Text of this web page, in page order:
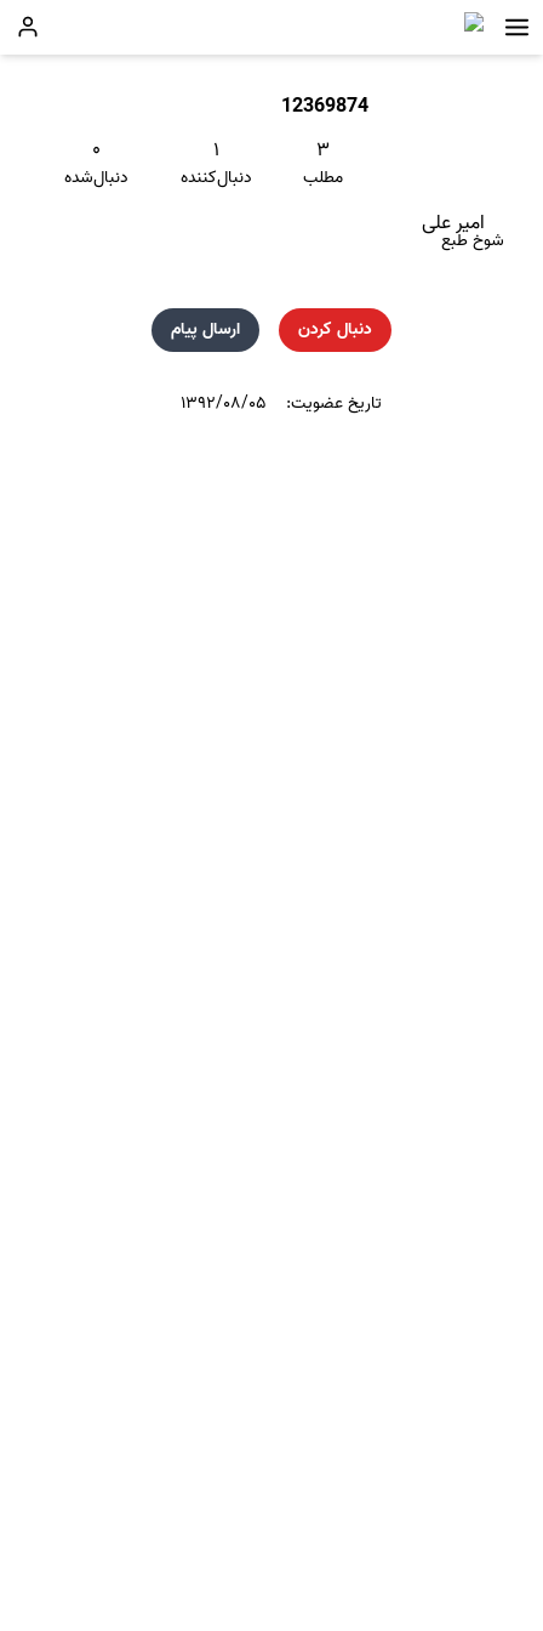
12369874
۳
مطلب
۱
دنبال‌کننده
۰
دنبال‌شده
امیر علی
شوخ طبع
دنبال کردن ارسال پیام
تاریخ عضویت: ۱۳۹۲/۰۸/۰۵